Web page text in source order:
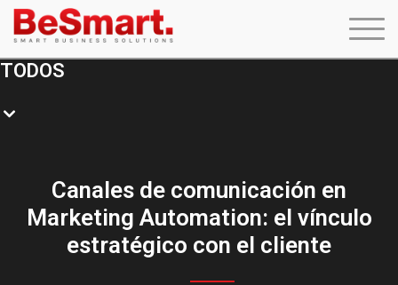
TODOS
Canales de comunicación en
Marketing Automation: el vínculo
estratégico con el cliente